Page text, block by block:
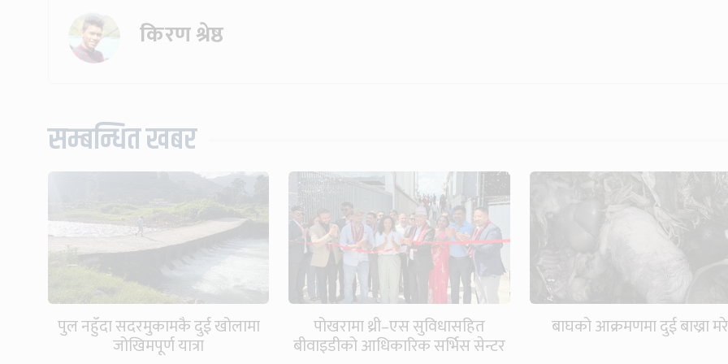
किरण श्रेष्ठ
सम्बन्धित खबर
पुल नहुँदा सदरमुकामकै दुई खोलामा
जोखिमपूर्ण यात्रा
पोखरामा थ्री–एस सुविधासहित
बीवाइडीको आधिकारिक सर्भिस सेन्टर
बाघको आक्रमणमा दुई बाख्रा